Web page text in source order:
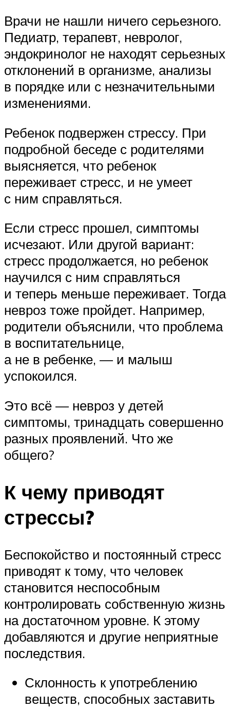
Врачи не нашли ничего серьезного.
Педиатр, терапевт, невролог,
эндокринолог не находят серьезных
отклонений в организме, анализы
в порядке или с незначительными
изменениями.
Ребенок подвержен стрессу. При
подробной беседе с родителями
выясняется, что ребенок
переживает стресс, и не умеет
с ним справляться.
Если стресс прошел, симптомы
исчезают. Или другой вариант:
стресс продолжается, но ребенок
научился с ним справляться
и теперь меньше переживает. Тогда
невроз тоже пройдет. Например,
родители объяснили, что проблема
в воспитательнице,
а не в ребенке, — и малыш
успокоился.
Это всё — невроз у детей
симптомы, тринадцать совершенно
разных проявлений. Что же
общего?
К чему приводят
стрессы?
Беспокойство и постоянный стресс
приводят к тому, что человек
становится неспособным
контролировать собственную жизнь
на достаточном уровне. К этому
добавляются и другие неприятные
последствия.
Склонность к употреблению
веществ, способных заставить